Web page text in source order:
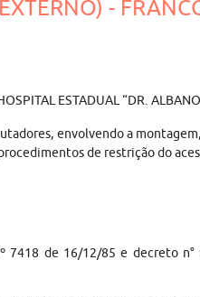
-
ESTADUAL “DR.
envolvendo a
de restrição do
de 16/12/85 e decreto n°